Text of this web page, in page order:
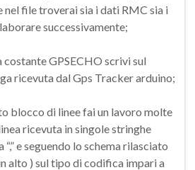
file troverai sia i dati RMC sia i
successivamente;
costante GPSECHO scrivi sul
ricevuta dal Gps Tracker arduino;
blocco di linee fai un lavoro molte
ricevuta in singole stringhe
e seguendo lo schema rilasciato
alto ) sul tipo di codifica impari a